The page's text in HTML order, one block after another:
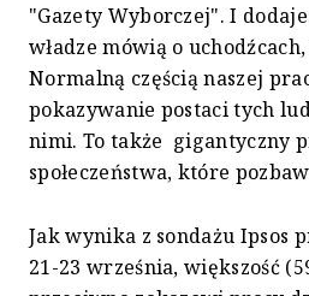
"Gazety Wyborczej". I
władze mówią o
Normalną częścią naszej
pokazywanie postaci tych
nimi. To także gigantyczny
społeczeństwa, które
Jak wynika z sondażu Ipsos
21-23 września, większość